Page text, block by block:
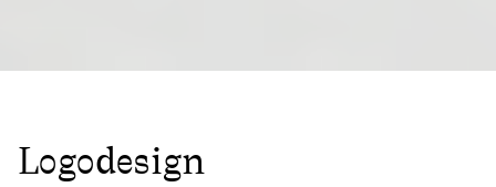
Logodesign